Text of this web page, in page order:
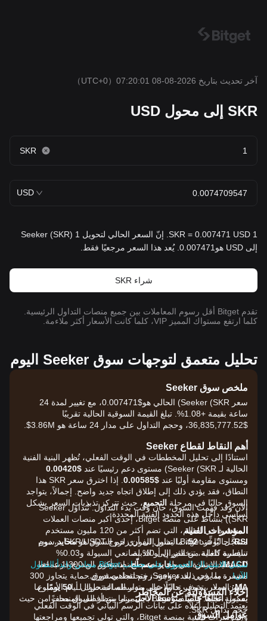
آخر تحديث بتاريخ 2026-08-08 07:20:01 （UTC+0）
SKR إلى محول USD
SKR
USD
1 SKR = 0.007471 USD. إنّ السعر الحالي لتحويل 1 Seeker (SKR)
إلى USD هو0.007471. يُعد هذا السعر مرجعيًا فقط.
شراء SKR
تقدم Bitget أقل رسوم المعاملات بين جميع منصات التداول الرئيسية.
كلما ارتفع مستواك المميز VIP، كلما كانت الأسعار أكثر ملاءمة.
تحليل متعمق لتوجهات سوق Seeker اليوم
ملخص سوق Seeker
سعر Seeker (SKR) الحالي هو$0.007471، مع تغيير لمدة 24
ساعة بقيمة +1.08%. تبلغ القيمة السوقية الحالية تقريبًا
$36,835,777.52، وحجم التداول على مدار 24 ساعة هو 3.86M$.
أهم النقاط لقطاع Seeker
استنادًا إلى تحليل المخططات في الوقت الفعلي، تُظهر البنية الفنية
الحالية لـ Seeker (SKR) مستوى دعم رئيسيًا عند
$0.00420
ومستوى مقاومة أوليًا عند $0.00585
. إذا اخترق سعر SKR هذا
النطاق، فقد يؤدي ذلك إلى إطلاق اتجاه جديد واضح. إجمالاً، يتواجد
السوق حاليًا في مرحلة التجميع، حيث تتركز تذبذبات السعر بشكل
أساسي داخل هذه الحدود الفنية المحددة.
المؤشرات الفنية
RSI: حاليًا عند52، ما يشير إلى أن زخم السوق هومحايد، دون
سيطرة كاملة من الثيران أو الدببة.
MACD: الإشارة هيمحايد-مسطّح، إذ يتحوم المدرج قرب خط
الصفر، ما يوحي بعدم وجود زخم اتجاهي فوري.
MA: السعر يتذبذب حاليًا حول متوسطه المتحرك لــ50 يومًا
، ما
يعكس اتجاهًا جانبيًا متوسط الأجلبينما ينتظر السوق محفزًا.
عوامل السوق
الآن وقد فهمت السوق، حان وقت بدء التداول. تُتداوَل Seeker
(SKR) بنشاط على منصة Bitget، إحدى أكبر منصات العملات
المشفرة في العالم، التي تضم أكثر من 120 مليون مستخدم
مسجَّل. تُوفِّر Bitget التداول الفوري لزوج SKR/USDT برسوم
تنافسية للغاية، تنخفض إلى 0% لصانعي السيولة و0.03%
للمستفيدين من السيولة. وتدعم المنصة أكثر من 1,300 عملة
مشفرة بما في ذلك Seeker، وتحتفظ بصندوق حماية يتجاوز 300
مليون دولار، وتوفر تداولًا على مدار الساعة طوال أيام الأسبوع
بسيولة عالية. وتُصنَّف Bitget باستمرار بين أفضل المنصات من حيث
حجم تداول SKR.
سجّل الاشتراك للحصول على حساب Bitget مجاني وابدأ التداول
الآن!
إخلاء المسؤولية عن المخاطر
يعتمد التحليل أعلاه على بيانات الرسم البياني في الوقت الفعلي
والمؤشرات الفنية بمنصة Bitget، والتي تولى تجميعها ومراجعتها